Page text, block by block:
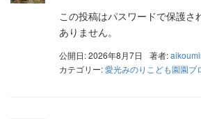
この投稿はパスワードで保護さ
ありません。
公開日: 2026年8月7日 著者:
カテゴリー:愛光みのりこども園園ブ